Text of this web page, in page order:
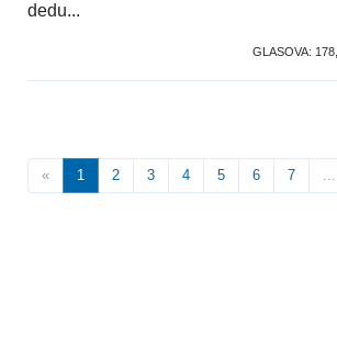
dedu...
GLASOVA: 178
« 1 2 3 4 5 6 7 ...